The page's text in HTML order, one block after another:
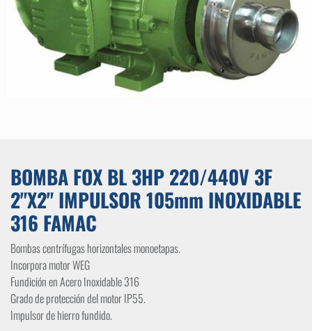
BOMBA FOX BL 3HP 220/440V 3F
2"X2" IMPULSOR 105mm INOXIDABLE
316 FAMAC
Bombas centrífugas horizontales monoetapas.
Incorpora motor WEG
Fundición en Acero Inoxidable 316
Grado de protección del motor IP55.
Impulsor de hierro fundido.